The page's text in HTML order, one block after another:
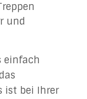
und
einfach
ist bei Ihrer